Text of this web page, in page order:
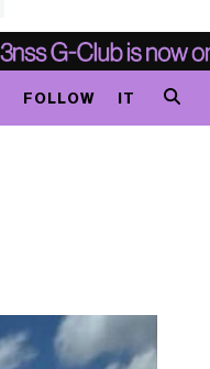
FOLLOW IT